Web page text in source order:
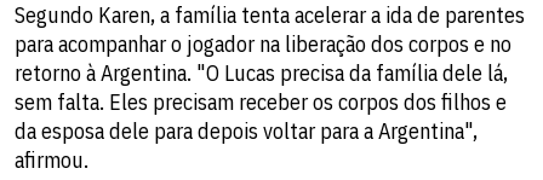
Segundo Karen, a família tenta acelerar a ida de parentes
para acompanhar o jogador na liberação dos corpos e no
retorno à Argentina. "O Lucas precisa da família dele lá,
sem falta. Eles precisam receber os corpos dos filhos e
da esposa dele para depois voltar para a Argentina",
afirmou.